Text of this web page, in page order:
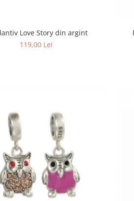
Love Story din argint
119,00 Lei